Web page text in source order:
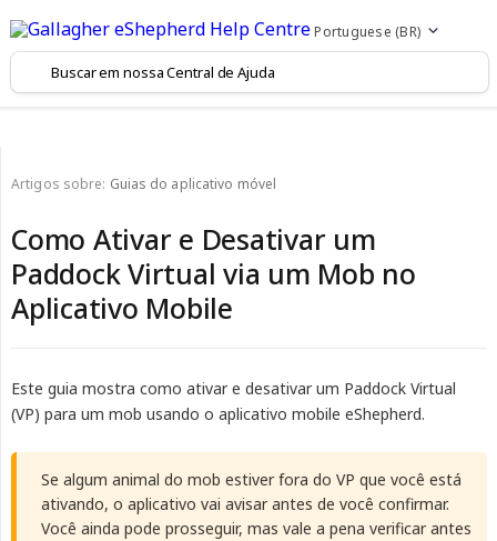
Portuguese (BR)
Artigos sobre: Guias do aplicativo móvel
Como Ativar e Desativar um
Paddock Virtual via um Mob no
Aplicativo Mobile
Este guia mostra como ativar e desativar um Paddock Virtual
(VP) para um mob usando o aplicativo mobile eShepherd.
Se algum animal do mob estiver fora do VP que você está
ativando, o aplicativo vai avisar antes de você confirmar.
Você ainda pode prosseguir, mas vale a pena verificar antes